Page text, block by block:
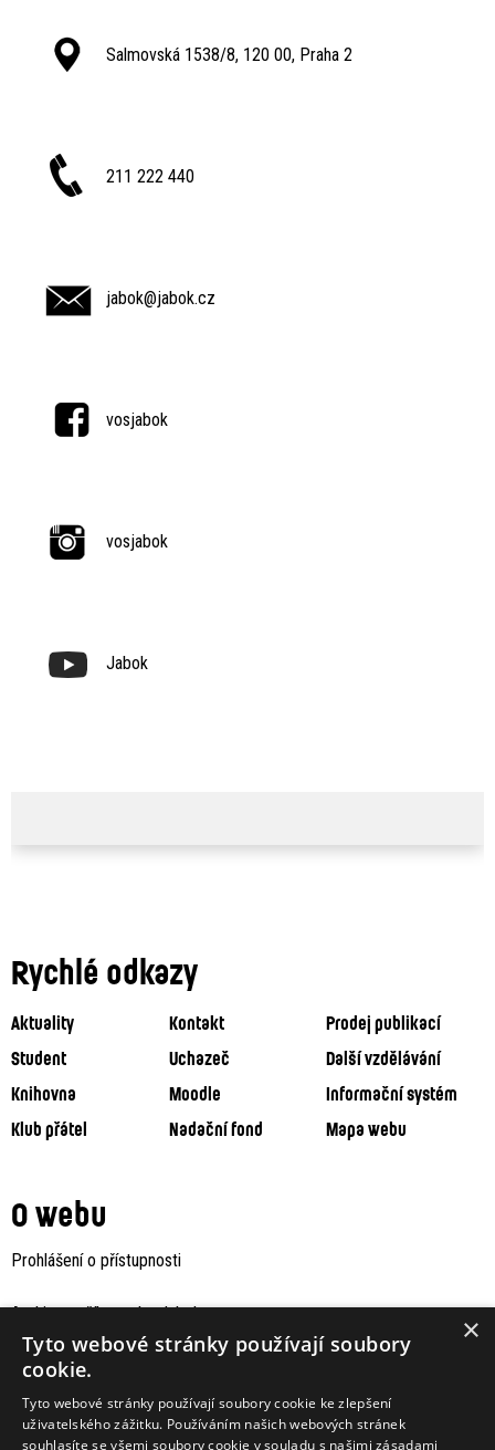
Salmovská 1538/8, 120 00, Praha 2
211 222 440
jabok@jabok.cz
vosjabok
vosjabok
Jabok
Rychlé odkazy
Aktuality Kontakt
Prodej publikací
Student
Uchazeč
Další vzdělávání
Knihovna
Moodle
Informační systém
Klub přátel
Nadační fond Mapa webu
O webu
Prohlášení o přístupnosti
Archiv staršího webu Jaboku ×
Tyto webové stránky používají soubory
cookie.
Tyto webové stránky používají soubory cookie ke zlepšení
uživatelského zážitku. Používáním našich webových stránek
souhlasíte se všemi soubory cookie v souladu s našimi zásadami